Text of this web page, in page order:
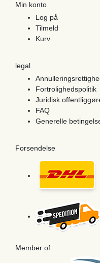
Min konto
Log på
Tilmeld
Kurv
legal
Fortrolighedspolitik
Juridisk
FAQ
Generelle
Forsendelse
Member of: